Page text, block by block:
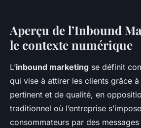
Aperçu de l’Inbound
le contexte numérique
L’inbound marketing se définit
qui vise à attirer les clients grâce
pertinent et de qualité, en
traditionnel où l’entreprise
consommateurs par des